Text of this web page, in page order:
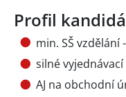
Profil
min. SŠ
silné
AJ na obchodní